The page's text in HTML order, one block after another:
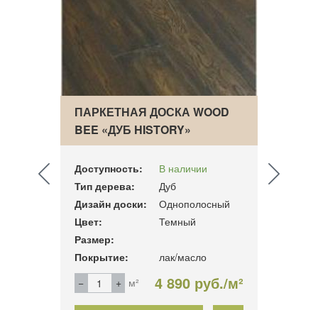
ПАРКЕТНАЯ ДОСКА WOOD
BEE «ДУБ HISTORY»
Доступность:
В наличии
Тип дерева:
Дуб
Дизайн доски:
Однополосный
Цвет:
Темный
Размер:
Покрытие:
лак/масло
м²
4 890 руб./м²